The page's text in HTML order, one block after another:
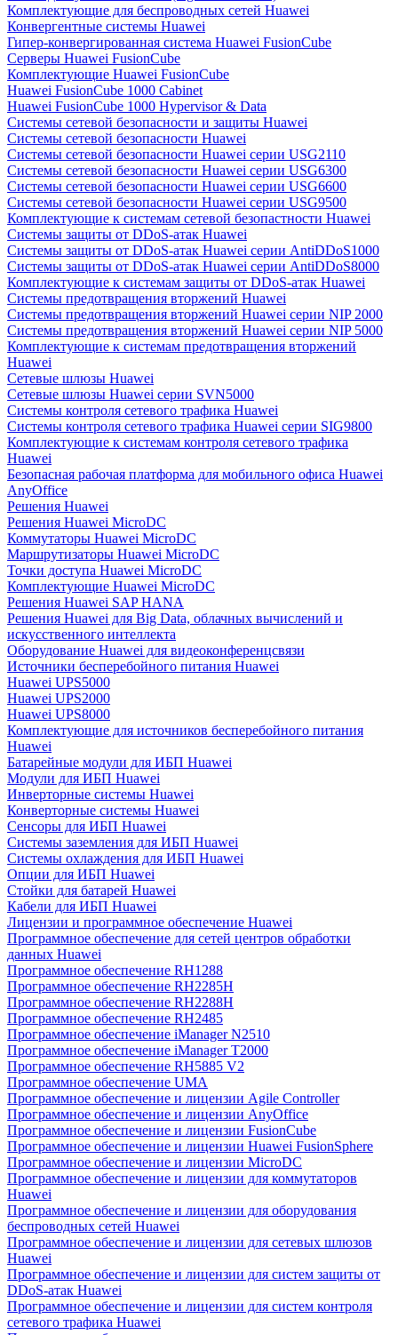
Комплектующие для беспроводных сетей Huawei
Конвергентные системы Huawei
Гипер-конвергированная система Huawei FusionCube
Серверы Huawei FusionCube
Комплектующие Huawei FusionCube
Huawei FusionCube 1000 Cabinet
Huawei FusionCube 1000 Hypervisor & Data
Системы сетевой безопасности и защиты Huawei
Системы сетевой безопасности Huawei
Системы сетевой безопасности Huawei серии USG2110
Системы сетевой безопасности Huawei серии USG6300
Системы сетевой безопасности Huawei серии USG6600
Системы сетевой безопасности Huawei серии USG9500
Комплектующие к системам сетевой безопастности Huawei
Системы защиты от DDoS-атак Huawei
Системы защиты от DDoS-атак Huawei серии AntiDDoS1000
Системы защиты от DDoS-атак Huawei серии AntiDDoS8000
Комплектующие к системам защиты от DDoS-атак Huawei
Системы предотвращения вторжений Huawei
Системы предотвращения вторжений Huawei серии NIP 2000
Системы предотвращения вторжений Huawei серии NIP 5000
Комплектующие к системам предотвращения вторжений
Huawei
Сетевые шлюзы Huawei
Сетевые шлюзы Huawei серии SVN5000
Системы контроля сетевого трафика Huawei
Системы контроля сетевого трафика Huawei серии SIG9800
Комплектующие к системам контроля сетевого трафика
Huawei
Безопасная рабочая платформа для мобильного офиса Huawei
AnyOffice
Решения Huawei
Решения Huawei MicroDC
Коммутаторы Huawei MicroDC
Маршрутизаторы Huawei MicroDC
Точки доступа Huawei MicroDC
Комплектующие Huawei MicroDC
Решения Huawei SAP HANA
Решения Huawei для Big Data, облачных вычислений и
искусственного интеллекта
Оборудование Huawei для видеоконференцсвязи
Источники бесперебойного питания Huawei
Huawei UPS5000
Huawei UPS2000
Huawei UPS8000
Комплектующие для источников бесперебойного питания
Huawei
Батарейные модули для ИБП Huawei
Модули для ИБП Huawei
Инверторные системы Huawei
Конверторные системы Huawei
Сенсоры для ИБП Huawei
Системы заземления для ИБП Huawei
Системы охлаждения для ИБП Huawei
Опции для ИБП Huawei
Стойки для батарей Huawei
Кабели для ИБП Huawei
Лицензии и программное обеспечение Huawei
Программное обеспечение для сетей центров обработки
данных Huawei
Программное обеспечение RH1288
Программное обеспечение RH2285H
Программное обеспечение RH2288H
Программное обеспечение RH2485
Программное обеспечение iManager N2510
Программное обеспечение iManager T2000
Программное обеспечение RH5885 V2
Программное обеспечение UMA
Программное обеспечение и лицензии Agile Controller
Программное обеспечение и лицензии AnyOffice
Программное обеспечение и лицензии FusionCube
Программное обеспечение и лицензии Huawei FusionSphere
Программное обеспечение и лицензии MicroDC
Программное обеспечение и лицензии для коммутаторов
Huawei
Программное обеспечение и лицензии для оборудования
беспроводных сетей Huawei
Программное обеспечение и лицензии для сетевых шлюзов
Huawei
Программное обеспечение и лицензии для систем защиты от
DDoS-атак Huawei
Программное обеспечение и лицензии для систем контроля
сетевого трафика Huawei